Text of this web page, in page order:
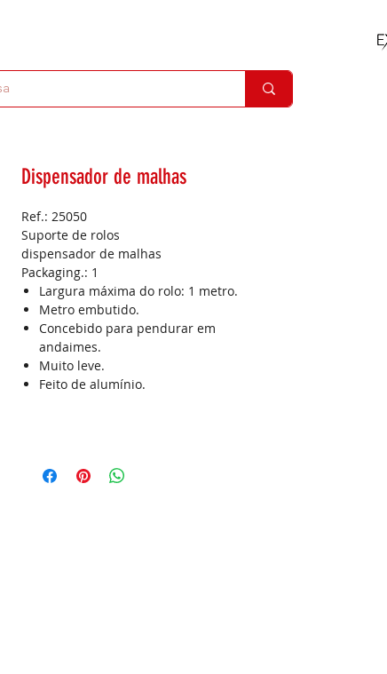
Dispensador de malhas
Ref.: 25050
Suporte de rolos
dispensador de malhas
Packaging.: 1
Largura máxima do rolo: 1 metro.
Metro embutido.
Concebido para pendurar em
andaimes.
Muito leve.
Feito de alumínio.